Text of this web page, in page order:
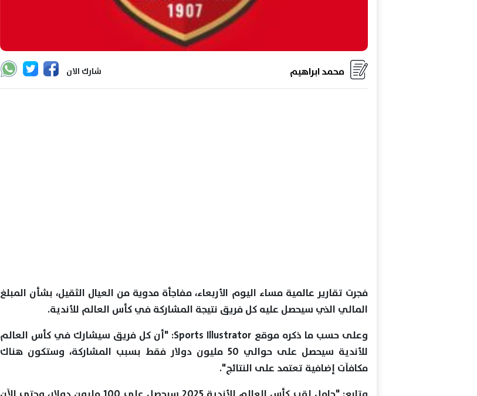
شارك الان محمد ابراهيم
فجرت تقارير عالمية مساء اليوم الأربعاء، مفاجأة مدوية من العيال الثقيل، بشأن المبلغ
المالي الذي سيحصل عليه كل فريق نتيجة المشاركة في كأس العالم للأندية.
وعلى حسب ما ذكره موقع Sports Illustrator: "أن كل فريق سيشارك في كأس العالم
للأندية سيحصل على حوالي 50 مليون دولار فقط بسبب المشاركة، وستكون هناك
مكافآت إضافية تعتمد على النتائج".